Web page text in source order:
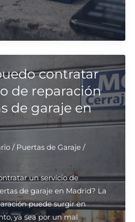
contratar
de reparación
de garaje en
/ Puertas de Garaje/
un servicio de
de garaje en Madrid? La
puede surgir en
ya sea por un mal